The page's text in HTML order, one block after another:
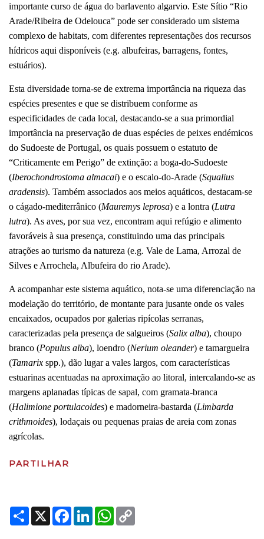
importante curso de água do barlavento algarvio. Este Sítio “Rio
Arade/Ribeira de Odelouca” pode ser considerado um sistema
complexo de habitats, com diferentes representações dos recursos
hídricos aqui disponíveis (e.g. albufeiras, barragens, fontes,
estuários).
Esta diversidade torna-se de extrema importância na riqueza das
espécies presentes e que se distribuem conforme as
especificidades de cada local, destacando-se a sua primordial
importância na preservação de duas espécies de peixes endémicos
do Sudoeste de Portugal, os quais possuem o estatuto de
“Criticamente em Perigo” de extinção: a boga-do-Sudoeste
(Iberochondrostoma almacai) e o escalo-do-Arade (Squalius
aradensis). Também associados aos meios aquáticos, destacam-se
o cágado-mediterrânico (Mauremys leprosa) e a lontra (Lutra
lutra). As aves, por sua vez, encontram aqui refúgio e alimento
favoráveis à sua presença, constituindo uma das principais
atrações ao turismo da natureza (e.g. Vale de Lama, Arrozal de
Silves e Arrochela, Albufeira do rio Arade).
A acompanhar este sistema aquático, nota-se uma diferenciação na
modelação do território, de montante para jusante onde os vales
encaixados, ocupados por galerias ripícolas serranas,
caracterizadas pela presença de salgueiros (Salix alba), choupo
branco (Populus alba), loendro (Nerium oleander) e tamargueira
(Tamarix spp.), dão lugar a vales largos, com características
estuarinas acentuadas na aproximação ao litoral, intercalando-se as
margens aplanadas típicas de sapal, com gramata-branca
(Halimione portulacoides) e madorneira-bastarda (Limbarda
crithmoides), lodaçais ou pequenas praias de areia com zonas
agrícolas.
PARTILHAR
Share
X Facebook
LinkedInWhatsApp